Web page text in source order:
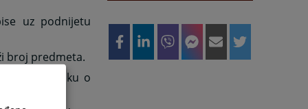
uz podnijetu
broj predmeta.
stranku o